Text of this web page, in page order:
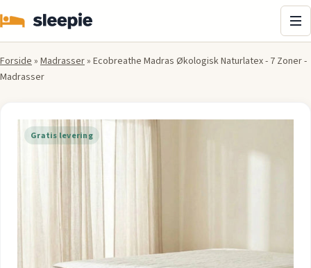
Forside» Madrasser» Ecobreathe Madras Økologisk Naturlatex - 7 Zoner -
Madrasser
Gratis levering